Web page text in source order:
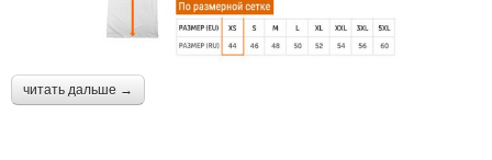
читать дальше →